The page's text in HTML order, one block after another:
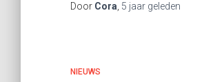
Door Cora 5 jaar geleden
NIEUWS